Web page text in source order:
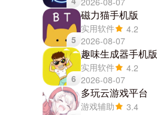
5
磁力猫手机版
实用软件
4.2
2026-08-07
6
趣味生成器手机版
实用软件
4.2
2026-08-07
多玩云游戏平台
游戏辅助
3.4